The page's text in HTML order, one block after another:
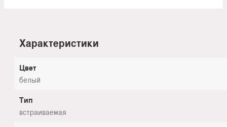
Характеристики
Цвет
белый
Тип
встраиваемая